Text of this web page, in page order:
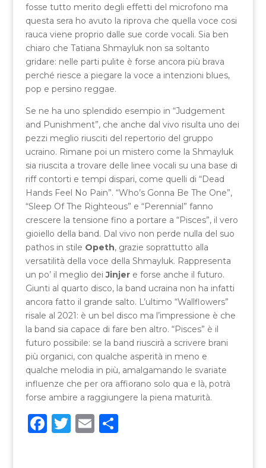
fosse tutto merito degli effetti del microfono ma
questa sera ho avuto la riprova che quella voce cosi
rauca viene proprio dalle sue corde vocali. Sia ben
chiaro che Tatiana Shmayluk non sa soltanto
gridare: nelle parti pulite è forse ancora più brava
perché riesce a piegare la voce a intenzioni blues,
pop e persino reggae.
Se ne ha uno splendido esempio in “Judgement
and Punishment”, che anche dal vivo risulta uno dei
pezzi meglio riusciti del repertorio del gruppo
ucraino. Rimane poi un mistero come la Shmayluk
sia riuscita a trovare delle linee vocali su una base di
riff contorti e tempi dispari, come quelli di “Dead
Hands Feel No Pain”. “Who’s Gonna Be The One”,
“Sleep Of The Righteous” e “Perennial” fanno
crescere la tensione fino a portare a “Pisces”, il vero
gioiello della band. Dal vivo non perde nulla del suo
pathos in stile Opeth, grazie soprattutto alla
versatilità della voce della Shmayluk. Rappresenta
un po’ il meglio deiJinjere forse anche il futuro.
Giunti al quarto disco, la band ucraina non ha infatti
ancora fatto il grande salto. L’ultimo “Wallflowers”
risale al 2021: è un bel disco ma l’impressione è che
la band sia capace di fare ben altro. “Pisces” è il
futuro possibile: se la band riuscirà a scrivere brani
più organici, con qualche asperità in meno e
qualche melodia in più, amalgamando le svariate
influenze che per ora affiorano solo qua e là, potrà
forse ambire a raggiungere la piena maturità.
F T E C